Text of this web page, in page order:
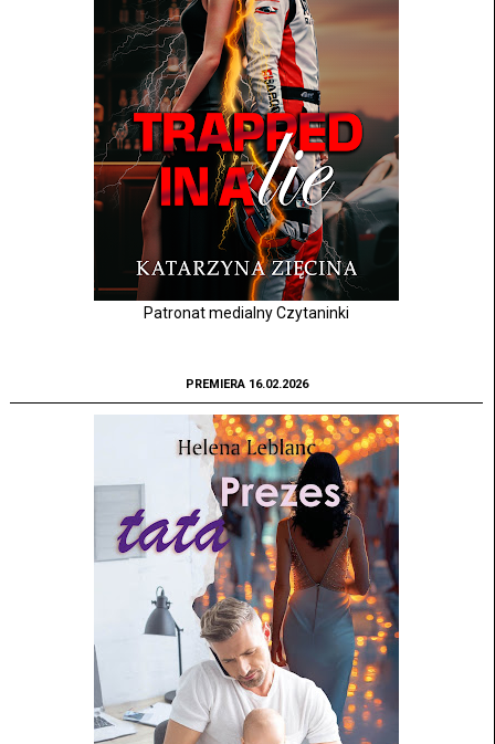
Patronat medialny Czytaninki
PREMIERA 16.02.2026